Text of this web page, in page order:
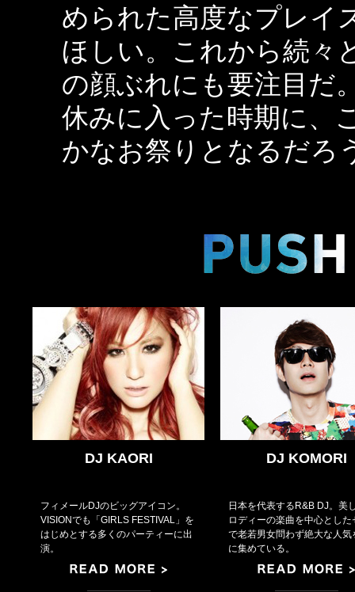
められた高度なプレイ
ほしい。これから続々
の顔ぶれにも要注目だ
休みに入った時期に、
かなお祭りとなるだろ
DJ KAORI
フィメールDJのビッグアイコン。
VISIONでも「GIRLS FESTIVAL」を
はじめとする多くのパーティーに出
演。
DJ KOMORI
日本を代表するR&B DJ。美
ロディーの楽曲を中心とした
で老若男女問わず絶大な人気
に集めている。